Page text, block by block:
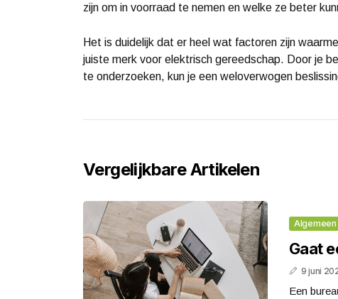
zijn om in voorraad te nemen en welke ze beter
Het is duidelijk dat er heel wat factoren zijn
juiste merk voor elektrisch gereedschap. Door je
te onderzoeken, kun je een weloverwogen
Vergelijkbare Artikelen
Algemeen
Gaat
9 juni
Een